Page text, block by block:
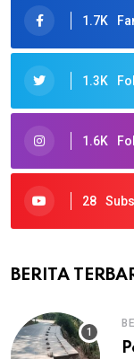
1.7K
1.3K
1.6K
28
BERITA